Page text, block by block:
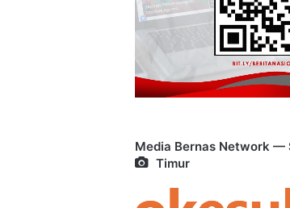
Media Bernas Network —
Timur